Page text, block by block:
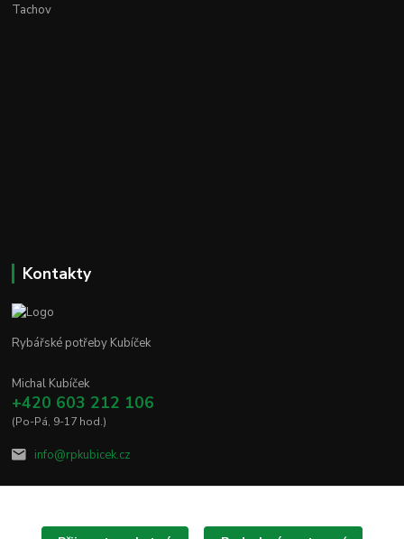
Tachov
Kontakty
Rybářské potřeby Kubíček
Michal Kubíček
+420 603 212 106
(Po-Pá, 9-17 hod.)
info@rpkubicek.cz